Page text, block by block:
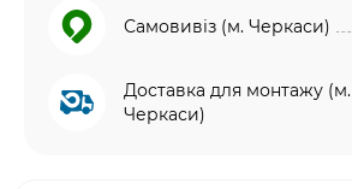
Самовивіз (м. Черкаси)
Доставка для монтажу (м.
Черкаси)